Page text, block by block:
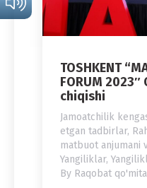
TOSHKENT
FORUM 2023″
chiqishi
Jamoatchilik
etgan tadbirlar,
matbuot anjumani
Yangiliklar,
By Raqobat